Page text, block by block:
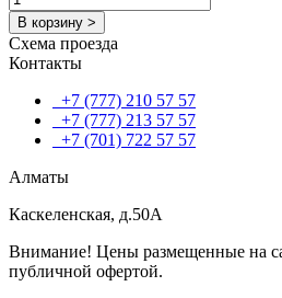
В корзину >
Схема проезда
Контакты
+7 (777) 210 57 57
+7 (777) 213 57 57
+7 (701) 722 57 57
Алматы
Каскеленская, д.50А
Внимание! Цены размещенные на
публичной офертой.